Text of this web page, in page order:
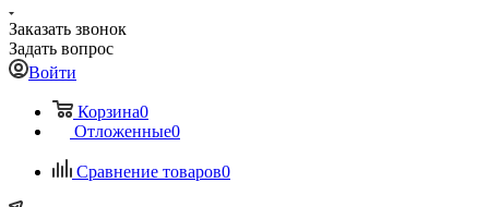
Заказать звонок
Задать вопрос
Войти
Корзина0
Отложенные0
Сравнение товаров0